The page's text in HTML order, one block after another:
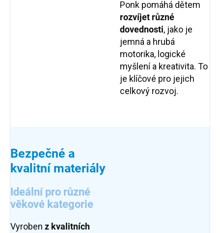
Ponk pomáhá dětem
rozvíjet různé
dovednosti, jako je
jemná a hrubá
motorika, logické
myšlení a kreativita. To
je klíčové pro jejich
celkový rozvoj.
Bezpečné a
kvalitní materiály
Ideální pro různé
věkové kategorie
Vyroben z kvalitních